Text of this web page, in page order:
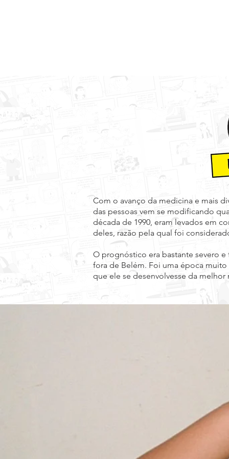
Com o avanço da medicina e mais
das pessoas vem se modificando
década de 1990, eram levados em
deles, razão pela qual foi
O prognóstico era bastante severo
fora de Belém. Foi uma época
que ele se desenvolvesse da